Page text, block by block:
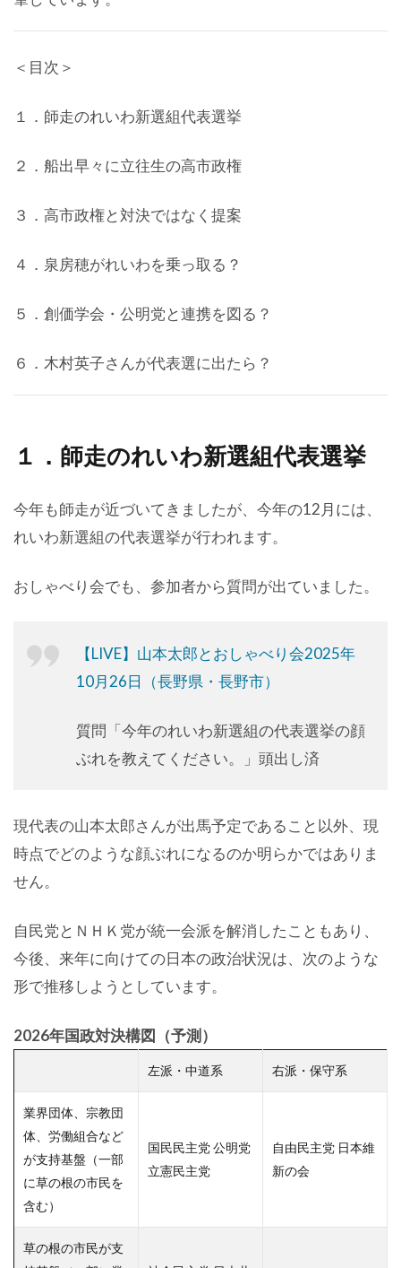
＜目次＞
１．師走のれいわ新選組代表選挙
２．船出早々に立往生の高市政権
３．高市政権と対決ではなく提案
４．泉房穂がれいわを乗っ取る？
５．創価学会・公明党と連携を図る？
６．木村英子さんが代表選に出たら？
１．師走のれいわ新選組代表選挙
今年も師走が近づいてきましたが、今年の12月には、
れいわ新選組の代表選挙が行われます。
おしゃべり会でも、参加者から質問が出ていました。
【LIVE】山本太郎とおしゃべり会2025年
10月26日（長野県・長野市）
質問「今年のれいわ新選組の代表選挙の顔
ぶれを教えてください。」頭出し済
現代表の山本太郎さんが出馬予定であること以外、現
時点でどのような顔ぶれになるのか明らかではありま
せん。
自民党とＮＨＫ党が統一会派を解消したこともあり、
今後、来年に向けての日本の政治状況は、次のような
形で推移しようとしています。
2026年国政対決構図（予測）
左派・中道系 右派・保守系
業界団体、宗教団
体、労働組合など
が支持基盤（一部
に草の根の市民を
含む）
国民民主党 公明党
立憲民主党
自由民主党 日本維
新の会
草の根の市民が支